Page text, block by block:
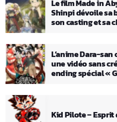
Le film Made in
Shinpi dévoile sa
son casting et sa
L’anime Dara-
une vidéo sans
ending spécial «
Kid Pilote – Esprit